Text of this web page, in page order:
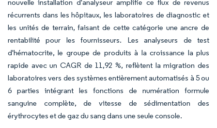
nouvelle installation d'analyseur amplifie ce flux de revenus
récurrents dans les hôpitaux, les laboratoires de diagnostic et
les unités de terrain, faisant de cette catégorie une ancre de
rentabilité pour les fournisseurs. Les analyseurs de test
d'hématocrite, le groupe de produits à la croissance la plus
rapide avec un CAGR de 11,92 %, reflètent la migration des
laboratoires vers des systèmes entièrement automatisés à 5 ou
6 parties intégrant les fonctions de numération formule
sanguine complète, de vitesse de sédimentation des
érythrocytes et de gaz du sang dans une seule console.